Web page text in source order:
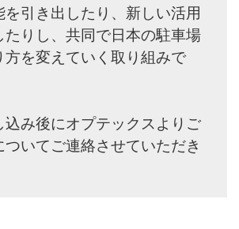
を引き出したり、新しい活用
たりし、共同で日本の駐車場
方を変えていく取り組みで
込み後にオプテックスよりご
いてご連絡させていただき